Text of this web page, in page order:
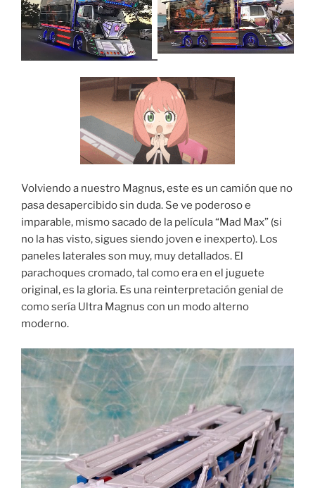
Volviendo a nuestro Magnus, este es un camión que no
pasa desapercibido sin duda. Se ve poderoso e
imparable, mismo sacado de la película “Mad Max” (si
no la has visto, sigues siendo joven e inexperto). Los
paneles laterales son muy, muy detallados. El
parachoques cromado, tal como era en el juguete
original, es la gloria. Es una reinterpretación genial de
como sería Ultra Magnus con un modo alterno
moderno.